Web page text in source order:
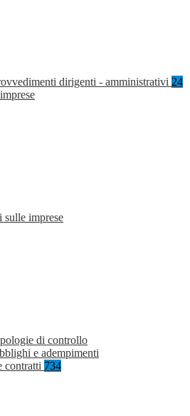
dirigenti - amministrativi 24
sulle imprese
di controllo
e adempimenti
contratti 734